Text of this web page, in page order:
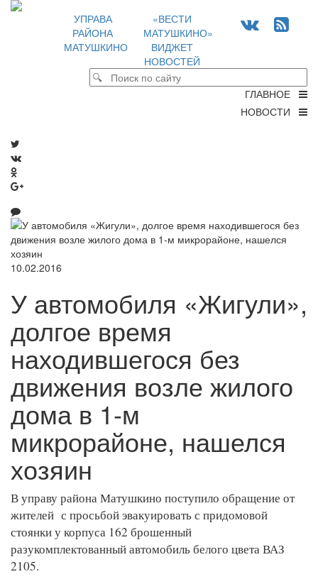
УПРАВА
РАЙОНА
МАТУШКИНО
«ВЕСТИ
МАТУШКИНО»
ВИДЖЕТ
НОВОСТЕЙ
ГЛАВНОЕ
НОВОСТИ
10.02.2016
У автомобиля «Жигули»,
долгое время
находившегося без
движения возле жилого
дома в 1-м
микрорайоне, нашелся
хозяин
В управу района Матушкино поступило обращение от
жителей с просьбой эвакуировать с придомовой
стоянки у корпуса 162 брошенный
разукомплектованный автомобиль белого цвета ВАЗ
2105.